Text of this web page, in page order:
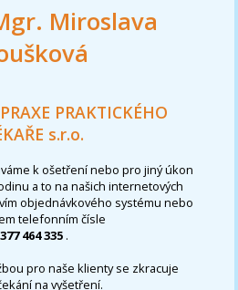
Miroslava
PRAKTICKÉHO
s.r.o.
k ošetření nebo pro jiný úkon
a to na našich internetových
objednávkového systému nebo
telefonním čísle
377 464 335 .
pro naše klienty se zkracuje
na vyšetření.